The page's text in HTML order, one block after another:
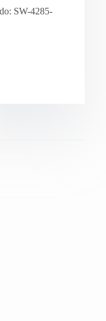
SW-4285-